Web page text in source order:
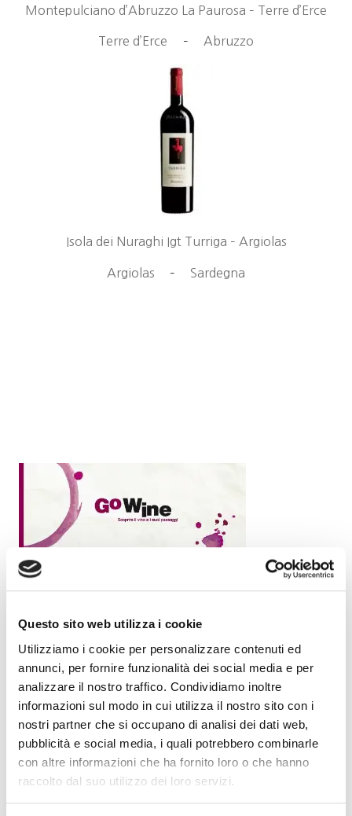
Questo sito web utilizza i cookie
Utilizziamo i cookie per personalizzare contenuti ed
annunci, per fornire funzionalità dei social media e per
analizzare il nostro traffico. Condividiamo inoltre
informazioni sul modo in cui utilizza il nostro sito con i
nostri partner che si occupano di analisi dei dati web,
pubblicità e social media, i quali potrebbero combinarle
con altre informazioni che ha fornito loro o che hanno
raccolto dal suo utilizzo dei loro servizi.
Montepulciano d’Abruzzo La Paurosa – Terre d’Erce
Terre d’Erce – Abruzzo
Isola dei Nuraghi Igt Turriga – Argiolas
Argiolas – Sardegna